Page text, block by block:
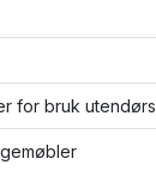
for bruk utendørs